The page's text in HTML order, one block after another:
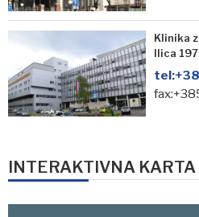
Klinika
Ilica 197
tel:
INTERAKTIVNA KARTA